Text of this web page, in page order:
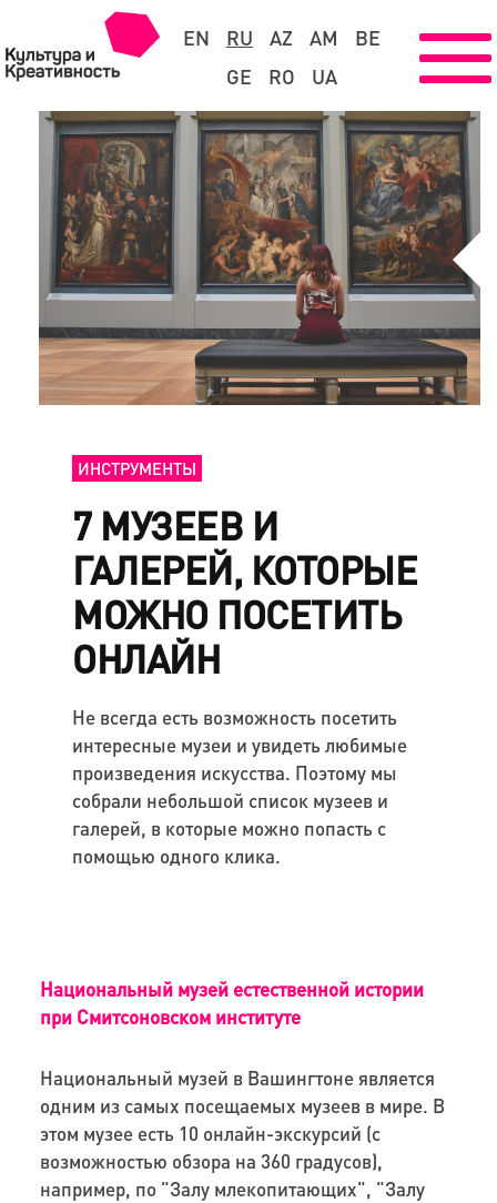
EN RU AZ AM
BE
GE
RO UA
ИНСТРУМЕНТЫ
7 МУЗЕЕВ И
ГАЛЕРЕЙ, КОТОРЫЕ
МОЖНО ПОСЕТИТЬ
ОНЛАЙН
Не всегда есть возможность посетить
интересные музеи и увидеть любимые
произведения искусства. Поэтому мы
собрали небольшой список музеев и
галерей, в которые можно попасть с
помощью одного клика.
Национальный музей естественной истории
при Смитсоновском институте
Национальный музей в Вашингтоне является
одним из самых посещаемых музеев в мире. В
этом музее есть 10 онлайн-экскурсий (с
возможностью обзора на 360 градусов),
например, по "Залу млекопитающих", "Залу